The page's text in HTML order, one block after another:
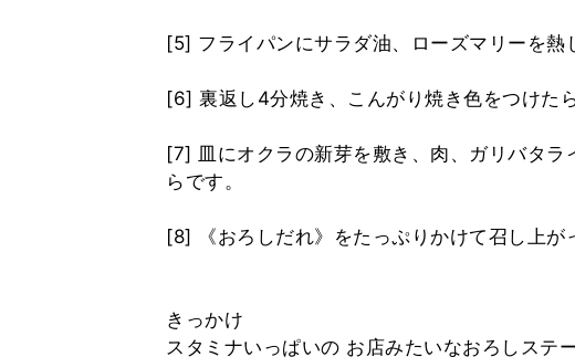
[5] フライパンにサラダ油、ローズマリーを熱
[6] 裏返し4分焼き、こんがり焼き色をつけた
[7] 皿にオクラの新芽を敷き、肉、ガリバタ
らです。
[8] 《おろしだれ》をたっぷりかけて召し上が
きっかけ
スタミナいっぱいの お店みたいなおろしステ